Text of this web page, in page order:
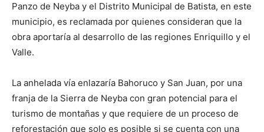
Panzo de Neyba y el Distrito Municipal de Batista, en este
municipio, es reclamada por quienes consideran que la
obra aportaría al desarrollo de las regiones Enriquillo y el
Valle.
La anhelada vía enlazaría Bahoruco y San Juan, por una
franja de la Sierra de Neyba con gran potencial para el
turismo de montañas y que requiere de un proceso de
reforestación que solo es posible si se cuenta con una